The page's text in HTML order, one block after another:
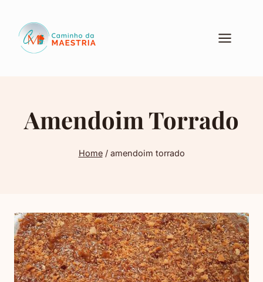
Conteúdo
Amendoim Torrado
Home / amendoim torrado